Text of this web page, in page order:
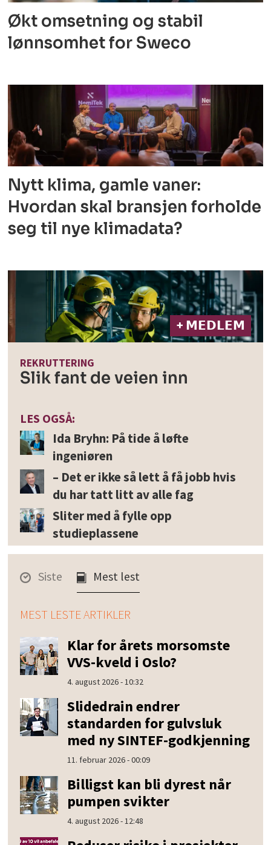
Økt omsetning og stabil
lønnsomhet for Sweco
Nytt klima, gamle vaner:
Hvordan skal bransjen forholde
seg til nye klimadata?
+ 𝗠𝗘𝗗𝗟𝗘𝗠
REKRUTTERING
Slik fant de veien inn
LES OGSÅ:
Ida Bryhn: På tide å løfte
ingeniøren
– Det er ikke så lett å få jobb hvis
du har tatt litt av alle fag
Sliter med å fylle opp
studieplassene
Siste Mest lest
MEST LESTE ARTIKLER
Klar for årets morsomste
VVS-kveld i Oslo?
4. august 2026 - 10:32
Slidedrain endrer
standarden for gulvsluk
med ny SINTEF-godkjenning
11. februar 2026 - 00:09
Billigst kan bli dyrest når
pumpen svikter
4. august 2026 - 12:48